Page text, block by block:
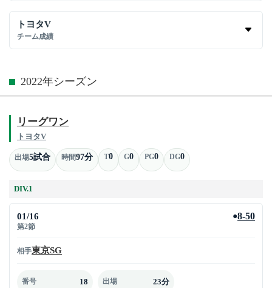
トヨタV
チーム成績
2022年シーズン
リーグワン
トヨタV
出場5試合 時間97分 T0 G0 PG0 DG0
DIV.1
01/16
第2節
●8-50
相手東京SG
番号 18 出場 23分